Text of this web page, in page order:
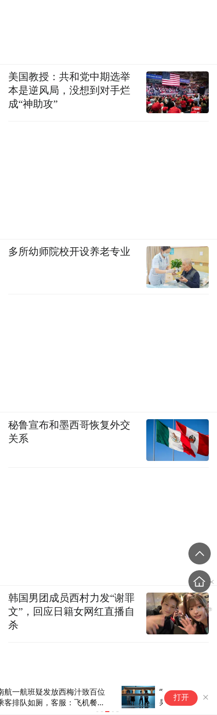
“守望——廊桥保护三年行动成
果展”在北京开展(4)
打开
美国教授：共和党中期选举
本是逆风局，没想到对手烂
成“神助攻”
多所幼师院校开设养老专业
秘鲁宣布和墨西哥恢复外交
关系
韩国男团成员西村力发“谢罪
文”，回应日籍女网红直播自
杀